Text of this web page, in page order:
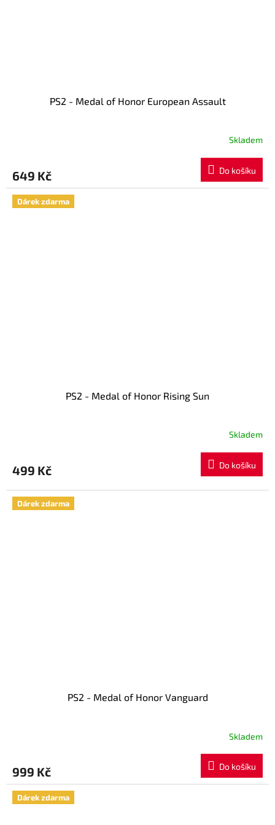
PS2 - Medal of Honor European Assault
je
5,0
5
Skladem
649 Kč Do košíku
Dárek zdarma
PS2 - Medal of Honor Rising Sun
Skladem
499 Kč Do košíku
Dárek zdarma
PS2 - Medal of Honor Vanguard
Skladem
999 Kč Do košíku
Dárek zdarma